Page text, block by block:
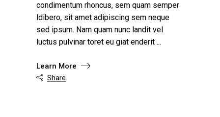
condimentum rhoncus, sem quam semper
ldibero, sit amet adipiscing sem neque
sed ipsum. Nam quam nunc landit vel
luctus pulvinar toret eu giat enderit
Learn More
 Share